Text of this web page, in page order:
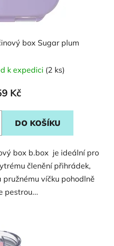
box Sugar plum
k expedici (2 ks)
Kč
DO KOŠÍKU
box b.box je ideální pro
členění přihrádek,
víčku pohodlně
pestrou...